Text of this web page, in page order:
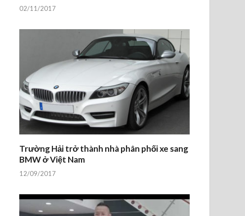
02/11/2017
Trường Hải trở thành nhà phân phối xe sang
BMW ở Việt Nam
12/09/2017